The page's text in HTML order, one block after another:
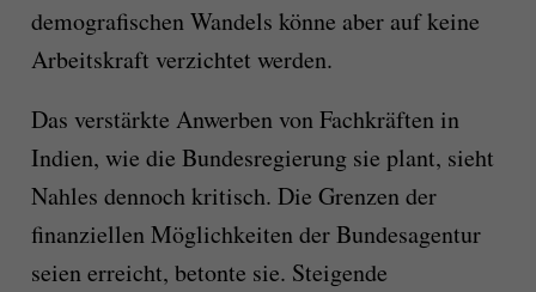
demografischen Wandels könne aber auf keine
Arbeitskraft verzichtet werden.
Das verstärkte Anwerben von Fachkräften in
Indien, wie die Bundesregierung sie plant, sieht
Nahles dennoch kritisch. Die Grenzen der
finanziellen Möglichkeiten der Bundesagentur
seien erreicht, betonte sie. Steigende